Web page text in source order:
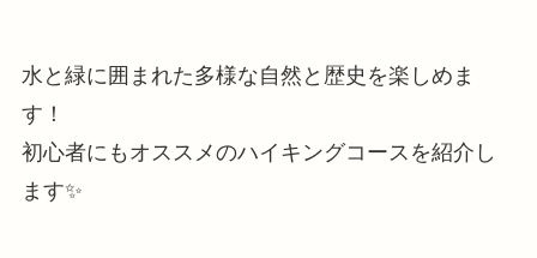
水と緑に囲まれた多様な自然と歴史を楽しめま
す！
初心者にもオススメのハイキングコースを紹介し
ます✨